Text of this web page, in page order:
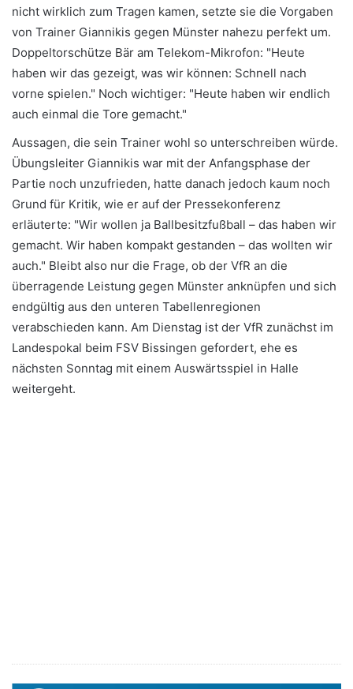
nicht wirklich zum Tragen kamen, setzte sie die Vorgaben
von Trainer Giannikis gegen Münster nahezu perfekt um.
Doppeltorschütze Bär am Telekom-Mikrofon: "Heute
haben wir das gezeigt, was wir können: Schnell nach
vorne spielen." Noch wichtiger: "Heute haben wir endlich
auch einmal die Tore gemacht."
Aussagen, die sein Trainer wohl so unterschreiben würde.
Übungsleiter Giannikis war mit der Anfangsphase der
Partie noch unzufrieden, hatte danach jedoch kaum noch
Grund für Kritik, wie er auf der Pressekonferenz
erläuterte: "Wir wollen ja Ballbesitzfußball – das haben wir
gemacht. Wir haben kompakt gestanden – das wollten wir
auch." Bleibt also nur die Frage, ob der VfR an die
überragende Leistung gegen Münster anknüpfen und sich
endgültig aus den unteren Tabellenregionen
verabschieden kann. Am Dienstag ist der VfR zunächst im
Landespokal beim FSV Bissingen gefordert, ehe es
nächsten Sonntag mit einem Auswärtsspiel in Halle
weitergeht.